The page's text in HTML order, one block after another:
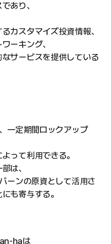
あり、
カスタマイズ投資情報、
ーキング、
サービスを提供している
一定期間ロックアップ
って利用できる。
は、
ーンの原資として活用さ
も寄与する。
haは